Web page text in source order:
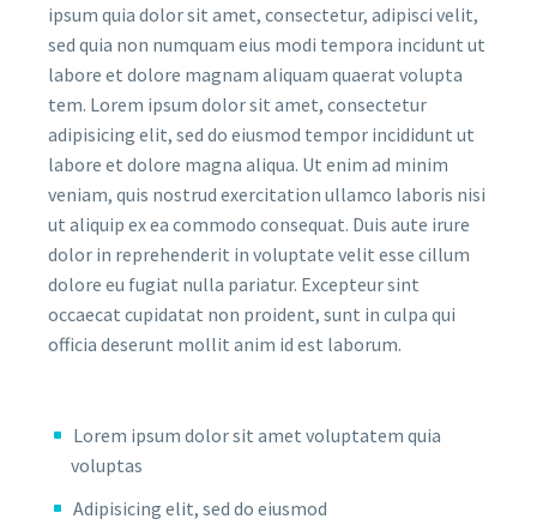
ipsum quia dolor sit amet, consectetur, adipisci velit,
sed quia non numquam eius modi tempora incidunt ut
labore et dolore magnam aliquam quaerat volupta
tem. Lorem ipsum dolor sit amet, consectetur
adipisicing elit, sed do eiusmod tempor incididunt ut
labore et dolore magna aliqua. Ut enim ad minim
veniam, quis nostrud exercitation ullamco laboris nisi
ut aliquip ex ea commodo consequat. Duis aute irure
dolor in reprehenderit in voluptate velit esse cillum
dolore eu fugiat nulla pariatur. Excepteur sint
occaecat cupidatat non proident, sunt in culpa qui
officia deserunt mollit anim id est laborum.
Lorem ipsum dolor sit amet voluptatem quia
voluptas
Adipisicing elit, sed do eiusmod